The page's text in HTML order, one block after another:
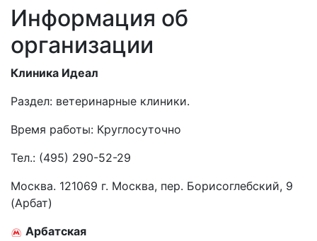
Информация об
организации
Клиника Идеал
Раздел: ветеринарные клиники.
Время работы: Круглосуточно
Тел.: (495) 290-52-29
Москва. 121069 г. Москва, пер. Борисоглебский, 9
(Арбат)
Арбатская